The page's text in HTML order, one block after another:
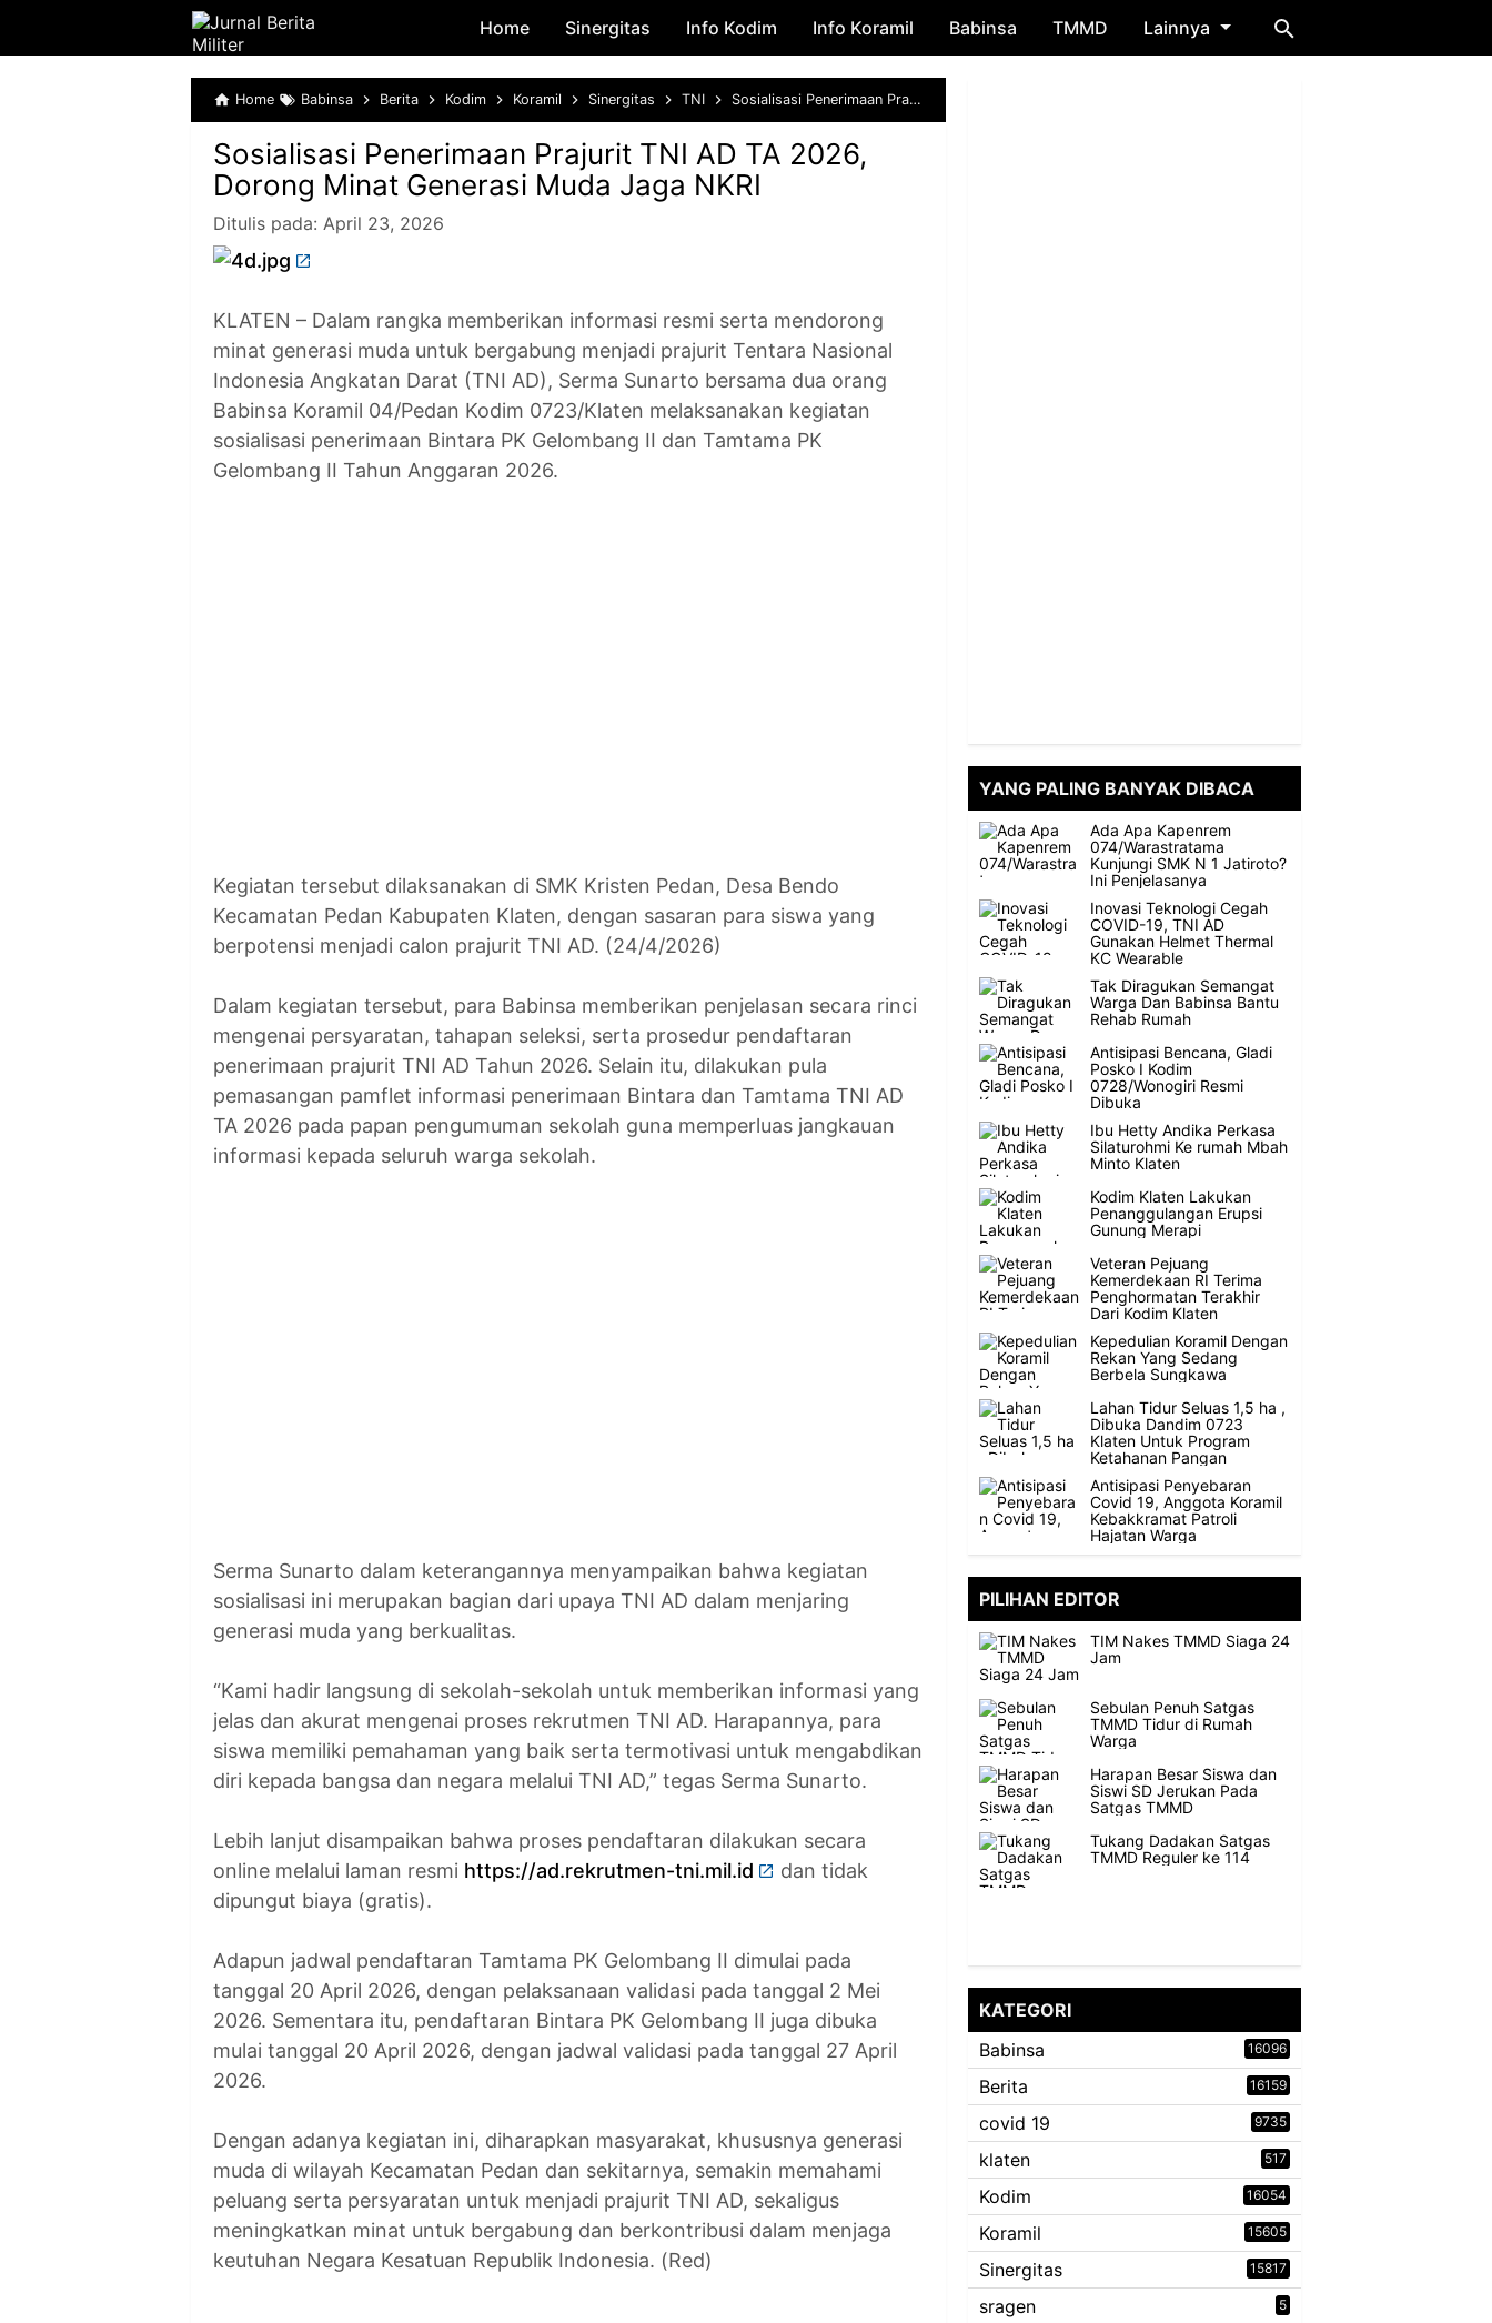
Skip to main content
Home Sinergitas Info Kodim Info Koramil Babinsa TMMD Lainnya
Home Babinsa Berita Kodim Koramil Sinergitas TNI Sosialisasi Penerimaan Prajurit TNI AD TA 2026, Dorong Minat Generasi Muda Jaga NKRI
Sosialisasi Penerimaan Prajurit TNI AD TA 2026,
Dorong Minat Generasi Muda Jaga NKRI
Ditulis pada: April 23, 2026
KLATEN – Dalam rangka memberikan informasi resmi serta mendorong
minat generasi muda untuk bergabung menjadi prajurit Tentara Nasional
Indonesia Angkatan Darat (TNI AD), Serma Sunarto bersama dua orang
Babinsa Koramil 04/Pedan Kodim 0723/Klaten melaksanakan kegiatan
sosialisasi penerimaan Bintara PK Gelombang II dan Tamtama PK
Gelombang II Tahun Anggaran 2026.
Kegiatan tersebut dilaksanakan di SMK Kristen Pedan, Desa Bendo
Kecamatan Pedan Kabupaten Klaten, dengan sasaran para siswa yang
berpotensi menjadi calon prajurit TNI AD. (24/4/2026)
Dalam kegiatan tersebut, para Babinsa memberikan penjelasan secara rinci
mengenai persyaratan, tahapan seleksi, serta prosedur pendaftaran
penerimaan prajurit TNI AD Tahun 2026. Selain itu, dilakukan pula
pemasangan pamflet informasi penerimaan Bintara dan Tamtama TNI AD
TA 2026 pada papan pengumuman sekolah guna memperluas jangkauan
informasi kepada seluruh warga sekolah.
Serma Sunarto dalam keterangannya menyampaikan bahwa kegiatan
sosialisasi ini merupakan bagian dari upaya TNI AD dalam menjaring
generasi muda yang berkualitas.
“Kami hadir langsung di sekolah-sekolah untuk memberikan informasi yang
jelas dan akurat mengenai proses rekrutmen TNI AD. Harapannya, para
siswa memiliki pemahaman yang baik serta termotivasi untuk mengabdikan
diri kepada bangsa dan negara melalui TNI AD,” tegas Serma Sunarto.
Lebih lanjut disampaikan bahwa proses pendaftaran dilakukan secara
online melalui laman resmi https://ad.rekrutmen-tni.mil.id
dan tidak
dipungut biaya (gratis).
Adapun jadwal pendaftaran Tamtama PK Gelombang II dimulai pada
tanggal 20 April 2026, dengan pelaksanaan validasi pada tanggal 2 Mei
2026. Sementara itu, pendaftaran Bintara PK Gelombang II juga dibuka
mulai tanggal 20 April 2026, dengan jadwal validasi pada tanggal 27 April
2026.
Dengan adanya kegiatan ini, diharapkan masyarakat, khususnya generasi
muda di wilayah Kecamatan Pedan dan sekitarnya, semakin memahami
peluang serta persyaratan untuk menjadi prajurit TNI AD, sekaligus
meningkatkan minat untuk bergabung dan berkontribusi dalam menjaga
keutuhan Negara Kesatuan Republik Indonesia. (Red)
YANG PALING BANYAK DIBACA
Ada Apa Kapenrem
074/Warastratama
Kunjungi SMK N 1 Jatiroto?
Ini Penjelasanya
Inovasi Teknologi Cegah
COVID-19, TNI AD
Gunakan Helmet Thermal
KC Wearable
Tak Diragukan Semangat
Warga Dan Babinsa Bantu
Rehab Rumah
Antisipasi Bencana, Gladi
Posko I Kodim
0728/Wonogiri Resmi
Dibuka
Ibu Hetty Andika Perkasa
Silaturohmi Ke rumah Mbah
Minto Klaten
Kodim Klaten Lakukan
Penanggulangan Erupsi
Gunung Merapi
Veteran Pejuang
Kemerdekaan RI Terima
Penghormatan Terakhir
Dari Kodim Klaten
Kepedulian Koramil Dengan
Rekan Yang Sedang
Berbela Sungkawa
Lahan Tidur Seluas 1,5 ha ,
Dibuka Dandim 0723
Klaten Untuk Program
Ketahanan Pangan
Antisipasi Penyebaran
Covid 19, Anggota Koramil
Kebakkramat Patroli
Hajatan Warga
PILIHAN EDITOR
TIM Nakes TMMD Siaga 24
Jam
Sebulan Penuh Satgas
TMMD Tidur di Rumah
Warga
Harapan Besar Siswa dan
Siswi SD Jerukan Pada
Satgas TMMD
Tukang Dadakan Satgas
TMMD Reguler ke 114
KATEGORI
Babinsa
16096
Berita 16159
covid 19 9735
klaten 517
Kodim 16054
Koramil 15605
Sinergitas 15817
sragen 5